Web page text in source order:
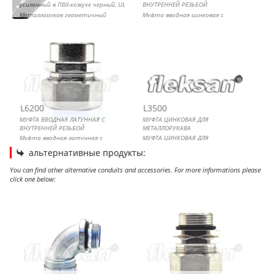
усиленный в ПВХ-кожухе черный, UL
Металлорукав герметичный
ВНУТРЕННЕЙ РЕЗЬБОЙ
Муфта вводная цинковая с
L6200
МУФТА ВВОДНАЯ ЛАТУННАЯ С
ВНУТРЕННЕЙ РЕЗЬБОЙ
Муфта вводная латунная с
L3500
МУФТА ЦИНКОВАЯ ДЛЯ
МЕТАЛЛОРУКАВА
МУФТА ЦИНКОВАЯ ДЛЯ
альтернативные продукты:
You can find other alternative conduits and accessories. For more informations please
click one below: